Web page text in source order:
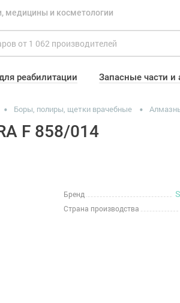
медицины и косметологии
реабилитации Запасные части и
Боры, полиры, щетки врачебные
F 858/014
Бренд
Страна производства